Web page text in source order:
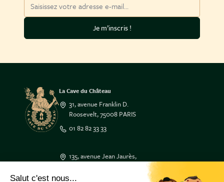
Salut c'est nous...
Je m’inscris !
La Cave du Château
31, avenue Franklin D.
Roosevelt, 75008 PARIS
01 82 82 33 33
135, avenue Jean Jaurès,